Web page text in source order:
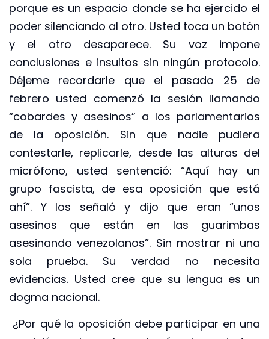
porque es un espacio donde se ha ejercido el
poder silenciando al otro. Usted toca un botón
y el otro desaparece. Su voz impone
conclusiones e insultos sin ningún protocolo.
Déjeme recordarle que el pasado 25 de
febrero usted comenzó la sesión llamando
“cobardes y asesinos” a los parlamentarios
de la oposición. Sin que nadie pudiera
contestarle, replicarle, desde las alturas del
micrófono, usted sentenció: “Aquí hay un
grupo fascista, de esa oposición que está
ahí”. Y los señaló y dijo que eran “unos
asesinos que están en las guarimbas
asesinando venezolanos”. Sin mostrar ni una
sola prueba. Su verdad no necesita
evidencias. Usted cree que su lengua es un
dogma nacional.
¿Por qué la oposición debe participar en una